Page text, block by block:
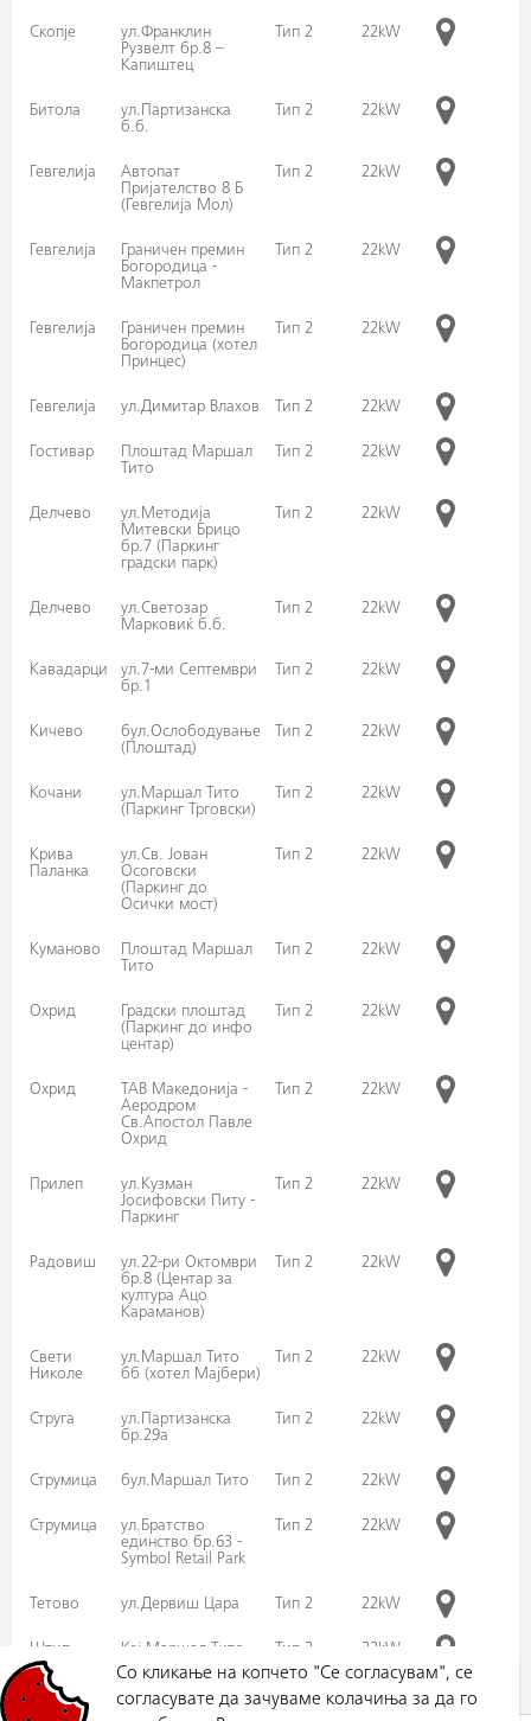
Скопје
ул.Франклин
Рузвелт бр.8 –
Капиштец
Тип 2 22kW
Битола
ул.Партизанска
б.б.
Тип 2 22kW
Гевгелија
Автопат
Пријателство 8 Б
(Гевгелија Мол)
Тип 2 22kW
Гевгелија
Граничен премин
Богородица -
Макпетрол
Тип 2 22kW
Гевгелија
Граничен премин
Богородица (хотел
Принцес)
Тип 2 22kW
Гевгелија ул.Димитар Влахов Тип 2 22kW
Гостивар
Плоштад Маршал
Тито
Тип 2 22kW
Делчево
ул.Методија
Митевски Брицо
бр.7 (Паркинг
градски парк)
Тип 2 22kW
Делчево
ул.Светозар
Марковиќ б.б.
Тип 2 22kW
Кавадарци
ул.7-ми Септември
бр.1
Тип 2 22kW
Кичево
бул.Ослободување
(Плоштад)
Тип 2 22kW
Кочани
ул.Маршал Тито
(Паркинг Трговски)
Тип 2 22kW
Крива
Паланка
ул.Св. Јован
Осоговски
(Паркинг до
Осички мост)
Тип 2 22kW
Куманово
Плоштад Маршал
Тито
Тип 2 22kW
Охрид
Градски плоштад
(Паркинг до инфо
центар)
Тип 2 22kW
Охрид
ТАВ Македонија -
Аеродром
Св.Апостол Павле
Охрид
Тип 2 22kW
Прилеп
ул.Кузман
Јосифовски Питу -
Паркинг
Тип 2 22kW
Радовиш
ул.22-ри Октомври
бр.8 (Центар за
култура Ацо
Караманов)
Тип 2 22kW
Свети
Николе
ул.Маршал Тито
бб (хотел Мајбери)
Тип 2 22kW
Струга
ул.Партизанска
бр.29а
Тип 2 22kW
Струмица бул.Маршал Тито Тип 2 22kW
Струмица
ул.Братство
единство бр.63 -
Symbol Retail Park
Тип 2 22kW
Тетово ул.Дервиш Цара Тип 2 22kW
Штип Кеј Маршал Тито Тип 2 22kW
Со кликање на копчето "Се согласувам", се
согласувате да зачуваме колачиња за да го